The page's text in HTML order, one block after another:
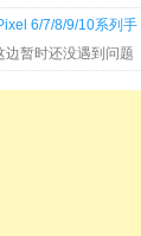
6/7/8/9/10系列手
边暂时还没遇到问题